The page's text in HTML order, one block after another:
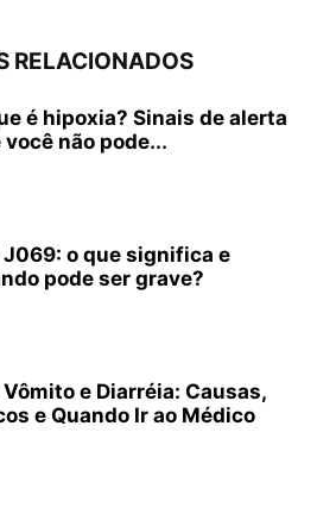
RELACIONADOS
é hipoxia? Sinais de alerta
você não pode...
J069: o que significa e
pode ser grave?
Vômito e Diarréia: Causas,
e Quando Ir ao Médico